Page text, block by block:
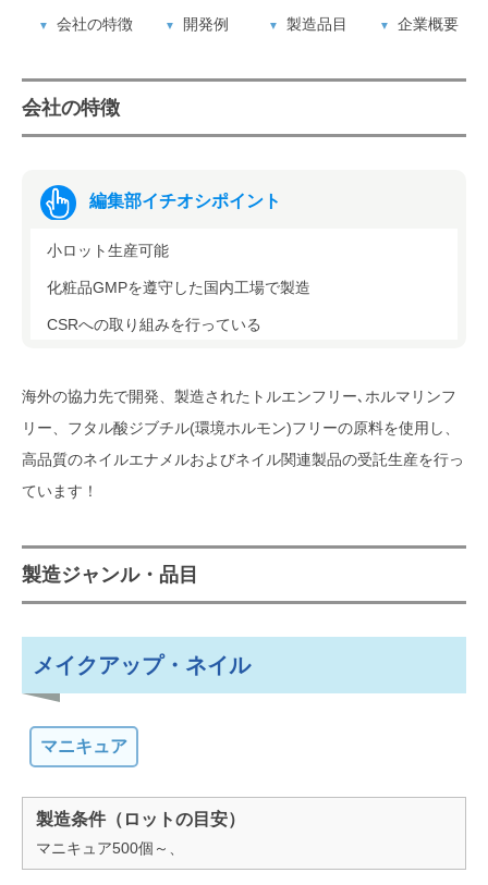
会社の特徴 開発例 製造品目 企業概要
会社の特徴
編集部イチオシポイント
小ロット生産可能
化粧品GMPを遵守した国内工場で製造
CSRへの取り組みを行っている
海外の協力先で開発、製造されたトルエンフリー､ホルマリンフ
リー、フタル酸ジブチル(環境ホルモン)フリーの原料を使用し、
高品質のネイルエナメルおよびネイル関連製品の受託生産を行っ
ています！
製造ジャンル・品目
メイクアップ・ネイル
マニキュア
製造条件（ロットの目安）
マニキュア500個～、